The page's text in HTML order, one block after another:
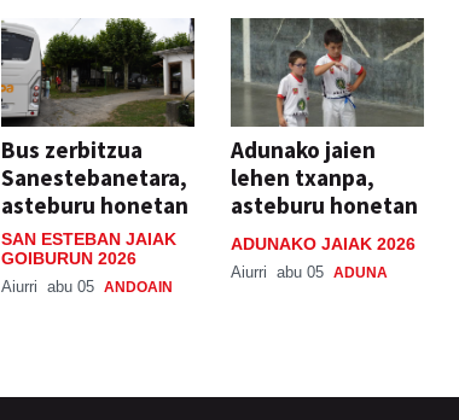
Bus zerbitzua
Sanestebanetara,
asteburu honetan
SAN ESTEBAN JAIAK
GOIBURUN 2026
Aiurri abu 05 ANDOAIN
Adunako jaien
lehen txanpa,
asteburu honetan
ADUNAKO JAIAK 2026
Aiurri abu 05 ADUNA